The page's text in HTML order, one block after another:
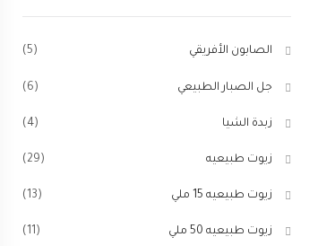
الصابون الأفريقي (5)
جل الصبار الطبيعي (6)
زبدة الشيا (4)
زيوت طبيعيه (29)
زيوت طبيعيه 15 ملي (13)
زيوت طبيعيه 50 ملي (11)